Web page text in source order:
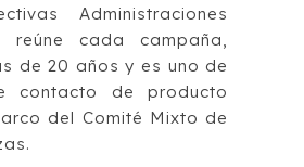
Administraciones
reúne cada campaña,
de 20 años y es uno de
contacto de producto
del Comité Mixto de